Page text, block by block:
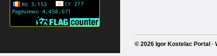
© 2026 Igor Kostelac Portal